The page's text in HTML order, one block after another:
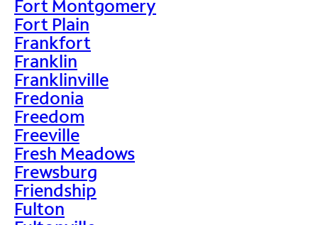
Fort Montgomery
Fort Plain
Frankfort
Franklin
Franklinville
Fredonia
Freedom
Freeville
Fresh Meadows
Frewsburg
Friendship
Fulton